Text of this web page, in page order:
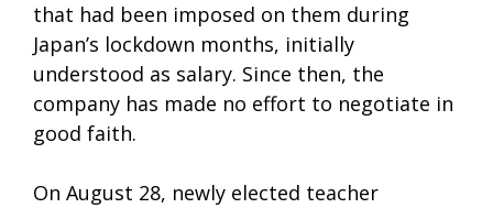
that had been imposed on them during
Japan’s lockdown months, initially
understood as salary. Since then, the
company has made no effort to negotiate in
good faith.
On August 28, newly elected teacher